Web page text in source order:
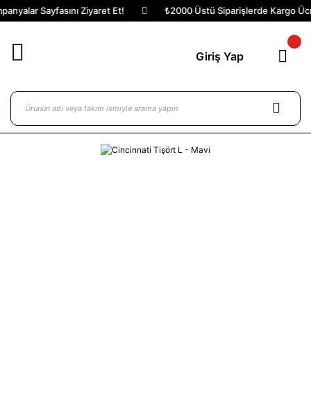
Sayfasını Ziyaret Et! ₺2000 Üstü Siparişlerde Kargo
Giriş Yap